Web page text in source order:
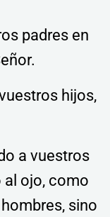
padres en
hijos,
a vuestros
al ojo, como
sino